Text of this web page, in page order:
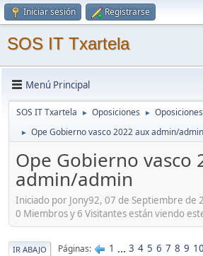
Iniciar sesión Registrarse
SOS IT Txartela
Menú Principal
SOS IT Txartela ► Oposiciones ► Oposiciones
► Ope Gobierno vasco 2022 aux admin/admin
Ope Gobierno vasco
admin/admin
Iniciado por Jony92, 07 de Septiembre de
0 Miembros y 6 Visitantes están viendo
IR ABAJO Páginas 1 ... 3 4 5 6 7 8 9 10